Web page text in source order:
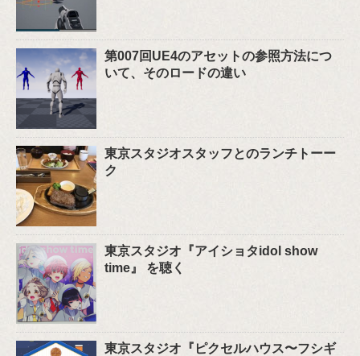
第007回UE4のアセットの参照方法につ
いて、そのロードの違い
東京スタジオスタッフとのランチトーー
ク
東京スタジオ『アイショタidol show
time』 を聴く
東京スタジオ『ピクセルハウス〜フシギ